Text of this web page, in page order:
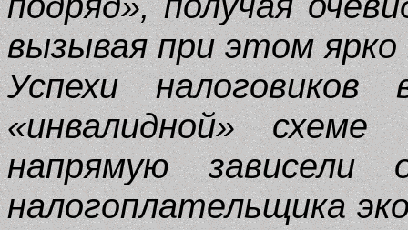
вызывая при этом
Успехи налоговиков
«инвалидной»
напрямую
налогоплательщика